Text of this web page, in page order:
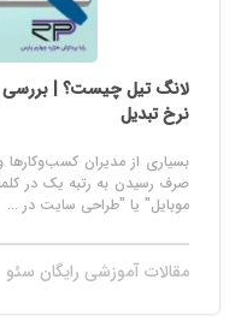
لانگ تیل چیست؟ | بررسی
نرخ تبدیل
بسیاری از مدیران
صرف رسیدن به رتبه یک در
موبایل" یا "طراحی سایت در ...
مقالات آموزشی رایگان سئو